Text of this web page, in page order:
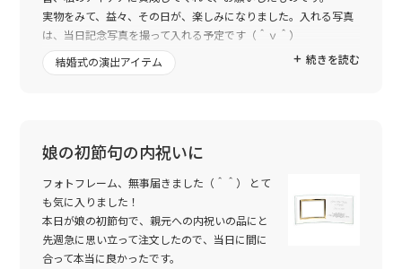
実物をみて、益々、その日が、楽しみになりました。入れる写真
は、当日記念写真を撮って入れる予定です（＾ｖ＾）
トゥーユーの皆様有り難うございました。 続きを読む
結婚式の演出アイテム
娘の初節句の内祝いに
フォトフレーム、無事届きました（＾＾） とて
も気に入りました！
本日が娘の初節句で、親元への内祝いの品にと
先週急に思い立って注文したので、当日に間に
合って本当に良かったです。